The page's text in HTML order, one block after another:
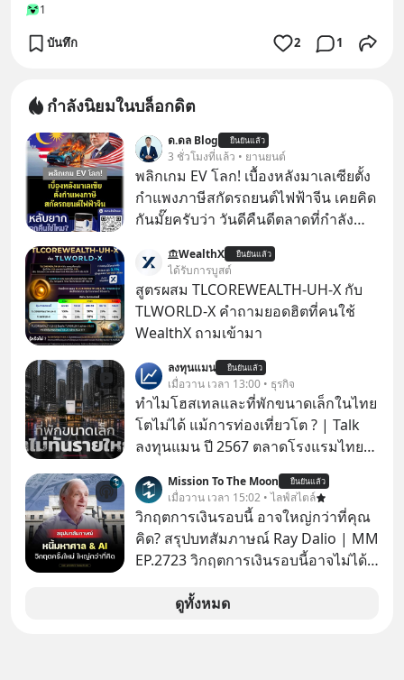
1
บันทึก 2 1
กำลังนิยมในบล็อกดิต
ด.ดล Blog ยืนยันแล้ว
3 ชั่วโมงที่แล้ว • ยานยนต์
พลิกเกม EV โลก! เบื้องหลังมาเลเซียตั้ง
กำแพงภาษีสกัดรถยนต์ไฟฟ้าจีน เคยคิด
กันมั๊ยครับว่า วันดีคืนดีตลาดที่กำลัง
จนหน้าทิ่มแบบไม่ทันตั้งตัว…
WealthX ยืนยันแล้ว
ได้รับการบูสต์
สูตรผสม TLCOREWEALTH-UH-X กับ
TLWORLD-X คำถามยอดฮิตที่คนใช้
WealthX ถามเข้ามา
ลงทุนแมน ยืนยันแล้ว
เมื่อวาน เวลา 13:00 • ธุรกิจ
ทำไมโฮสเทลและที่พักขนาดเล็กในไทย
โตไม่ได้ แม้การท่องเที่ยวโต ? | Talk
ลงทุนแมน ปี 2567 ตลาดโรงแรมไทย
หรือไม่ว่า รายได้กว่า 85% กระจุกอยู่กับ
ผู้ประกอบการรายใหญ่ และมีอัตราการ
เติบโตได้ถึง 16% ขณะที่ผู้ประกอบการ
โฮสเทลและที่พักขนาดเล็ก ซึ่งมีสัดส่วน
เพียง 1.3% เท่านั้น เกิดอะไรขึ้นกับที่พัก
รายเล็ก ? อะไรคือข้อจำกัดที่ทำให้โต
Mission To The Moon ยืนยันแล้ว
เมื่อวาน เวลา 15:02 • ไลฟ์สไตล์
วิกฤตการเงินรอบนี้ อาจใหญ่กว่าที่คุณ
คิด? สรุปบทสัมภาษณ์ Ray Dalio | MM
EP.2723 วิกฤตการเงินรอบนี้อาจไม่ได้
Dalio ชายผู้เคยทำนายวิกฤตเศรษฐกิจ
ดูทั้งหมด